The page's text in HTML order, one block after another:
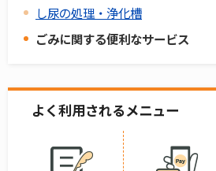
し尿の処理・浄化槽
ごみに関する便利なサービス
よく利用されるメニュー